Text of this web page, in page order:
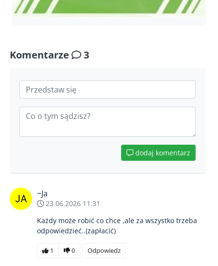
Komentarze 3
dodaj komentarz
~Ja
23.06.2026 11:31
Każdy może robić co chce ,ale za wszystko trzeba
odpowiedzieć..(zapłacić)
1 0 Odpowiedz